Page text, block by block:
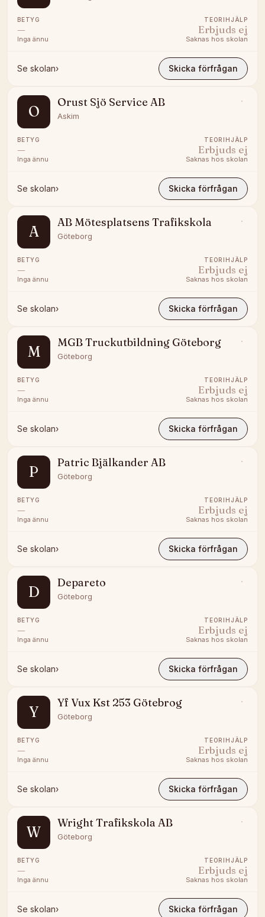
BETYG
—
Inga ännu
TEORIHJÄLP
Erbjuds ej
Saknas hos skolan
Se skolan› Skicka förfrågan
O
Orust Sjö Service AB
Askim
BETYG
—
Inga ännu
TEORIHJÄLP
Erbjuds ej
Saknas hos skolan
Se skolan› Skicka förfrågan
A
AB Mötesplatsens Trafikskola
Göteborg
BETYG
—
Inga ännu
TEORIHJÄLP
Erbjuds ej
Saknas hos skolan
Se skolan› Skicka förfrågan
M
MGB Truckutbildning Göteborg
Göteborg
BETYG
—
Inga ännu
TEORIHJÄLP
Erbjuds ej
Saknas hos skolan
Se skolan› Skicka förfrågan
P
Patric Bjälkander AB
Göteborg
BETYG
—
Inga ännu
TEORIHJÄLP
Erbjuds ej
Saknas hos skolan
Se skolan› Skicka förfrågan
D
Depareto
Göteborg
BETYG
—
Inga ännu
TEORIHJÄLP
Erbjuds ej
Saknas hos skolan
Se skolan› Skicka förfrågan
Y
Yf Vux Kst 253 Götebrog
Göteborg
BETYG
—
Inga ännu
TEORIHJÄLP
Erbjuds ej
Saknas hos skolan
Se skolan› Skicka förfrågan
W
Wright Trafikskola AB
Göteborg
BETYG
—
Inga ännu
TEORIHJÄLP
Erbjuds ej
Saknas hos skolan
Se skolan› Skicka förfrågan